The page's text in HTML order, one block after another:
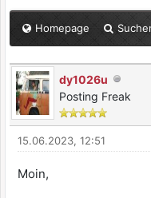
Homepage
dy1026u
Posting Freak
15.06.2023, 12:51
Moin,